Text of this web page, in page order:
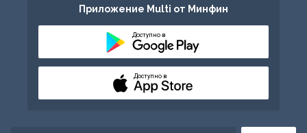
Приложение Multi от Минфин
Доступно в
Доступно в